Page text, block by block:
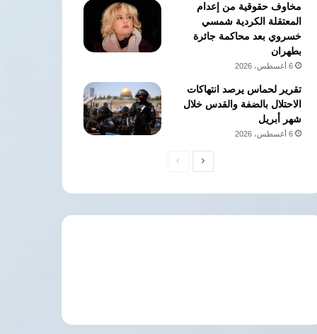
مخاوف حقوقية من إعدام
المعتقلة الكردية شمسي
خسروي بعد محاكمة جائرة
بطهران
6 أغسطس، 2026
تقرير لحماس يرصد انتهاكات
الاحتلال بالضفة والقدس خلال
شهر أبريل
6 أغسطس، 2026
الصفحةالصفحة